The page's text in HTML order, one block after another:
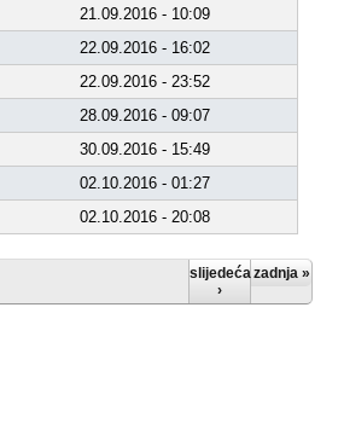
21.09.2016 - 10:09
22.09.2016 - 16:02
22.09.2016 - 23:52
28.09.2016 - 09:07
30.09.2016 - 15:49
02.10.2016 - 01:27
02.10.2016 - 20:08
slijedeća
›
zadnja »